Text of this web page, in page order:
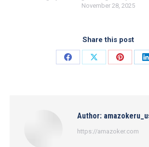
November 28, 2025
Share this post
Share
Share
Share
Author:
https://amazoker.com